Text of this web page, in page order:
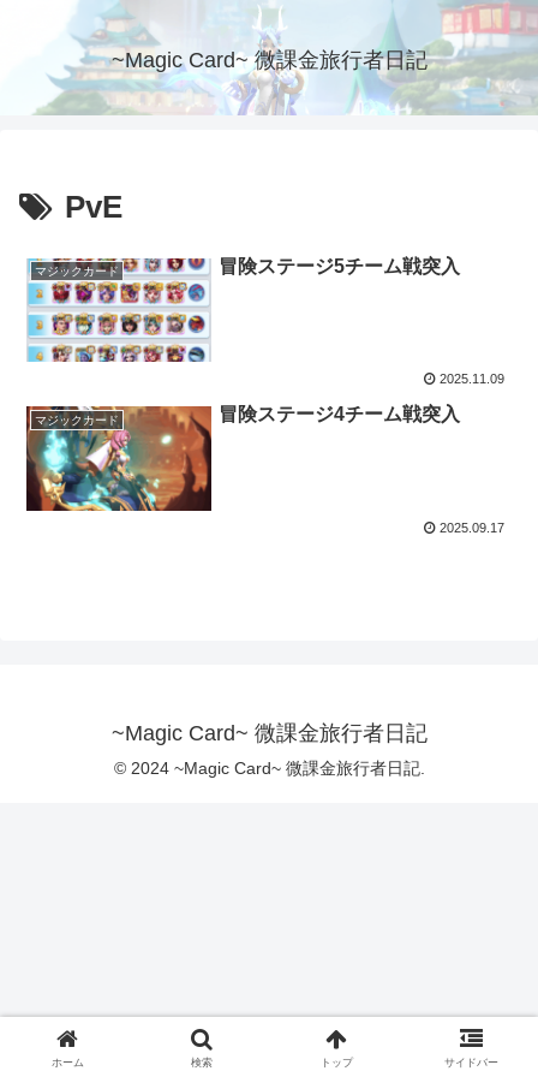
~Magic Card~ 微課金旅行者日記
PvE
マジックカード 冒険ステージ5チーム戦突入
2025.11.09
マジックカード 冒険ステージ4チーム戦突入
2025.09.17
~Magic Card~ 微課金旅行者日記
© 2024 ~Magic Card~ 微課金旅行者日記.
ホーム 検索 トップ サイドバー